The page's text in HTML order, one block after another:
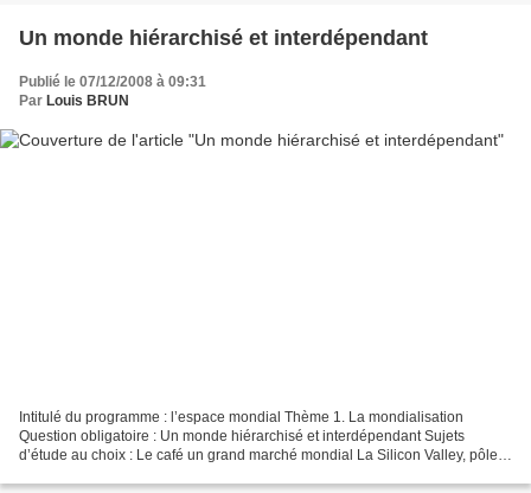
Un monde hiérarchisé et interdépendant
Publié le 07/12/2008 à 09:31
Par Louis BRUN
Intitulé du programme : l’espace mondial Thème 1. La mondialisation
Question obligatoire : Un monde hiérarchisé et interdépendant Sujets
d’étude au choix : Le café un grand marché mondial La Silicon Valley, pôle